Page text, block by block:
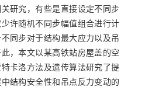
研究，有些是直接设定不同步
许随机不同步幅值组合进行计
同步对于结构最大应力以及吊
，本文以某高铁站房屋盖的空
卡洛方法及遗传算法研究了提
结构安全性和吊点反力变动的